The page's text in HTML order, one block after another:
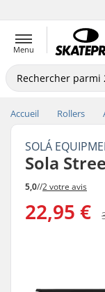
Menu
Accueil Rollers
SOLÁ
Sola
5,0//2 votre avis
22,95 €